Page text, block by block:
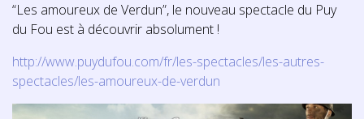
“Les amoureux de Verdun”, le nouveau spectacle du Puy
du Fou est à découvrir absolument !
http://www.puydufou.com/fr/les-spectacles/les-autres-
spectacles/les-amoureux-de-verdun